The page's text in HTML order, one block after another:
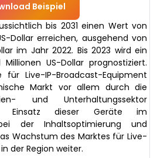
Beispiel
bis 2031 einen Wert von
Dollar erreichen, ausgehend von
im Jahr 2022. Bis 2023 wird ein
US-Dollar prognostiziert.
Live-IP-Broadcast-Equipment
Markt vor allem durch die
und Unterhaltungssektor
Einsatz dieser Geräte im
der Inhaltsoptimierung und
Wachstum des Marktes für Live-
der Region weiter.